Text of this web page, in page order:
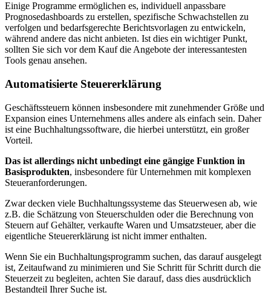
Einige Programme ermöglichen es, individuell anpassbare
Prognosedashboards zu erstellen, spezifische Schwachstellen zu
verfolgen und bedarfsgerechte Berichtsvorlagen zu entwickeln,
während andere das nicht anbieten. Ist dies ein wichtiger Punkt,
sollten Sie sich vor dem Kauf die Angebote der interessantesten
Tools genau ansehen.
Automatisierte Steuererklärung
Geschäftssteuern können insbesondere mit zunehmender Größe und
Expansion eines Unternehmens alles andere als einfach sein. Daher
ist eine Buchhaltungssoftware, die hierbei unterstützt, ein großer
Vorteil.
Das ist allerdings nicht unbedingt eine gängige Funktion in
Basisprodukten, insbesondere für Unternehmen mit komplexen
Steueranforderungen.
Zwar decken viele Buchhaltungssysteme das Steuerwesen ab, wie
z.B. die Schätzung von Steuerschulden oder die Berechnung von
Steuern auf Gehälter, verkaufte Waren und Umsatzsteuer, aber die
eigentliche Steuererklärung ist nicht immer enthalten.
Wenn Sie ein Buchhaltungsprogramm suchen, das darauf ausgelegt
ist, Zeitaufwand zu minimieren und Sie Schritt für Schritt durch die
Steuerzeit zu begleiten, achten Sie darauf, dass dies ausdrücklich
Bestandteil Ihrer Suche ist.